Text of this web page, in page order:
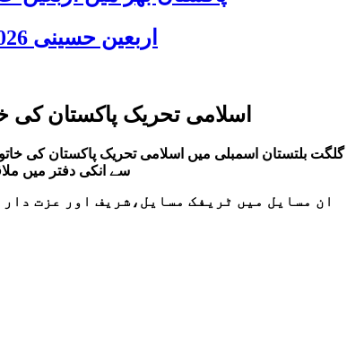
اربعین حسینی 2026: عزاداری فکر حسینی کی ترویج کا ذریعہ ہے، قائد ملت جعفریہ آیت اللہ سید ساجد علی نقوی
اسلامی تحریک پاکستان کی
گلگت بلتستان اسمبلی میں اسلامی تحریک پاکستان کی
سے انکی دفتر میں
ان مسایل میں ٹریفک مسایل،شریف اور عزت